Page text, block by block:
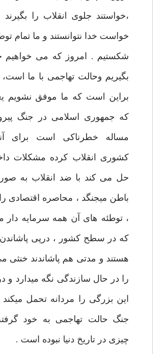
،خواستند جلوی انقلاب را
خواست خدا نتوانستند و ما تمام
شکستیم . امروز که می خواهیم
بگیریم وحالت تهاجمی با ما است،
براین است که ما موفق نشویم
که جمهوری اسلامی در جنگ
مساله خطرناکی است برای
کشوری انقلاب کرده مشکلات
حل می کند با ضد انقلاب به
باطن میجنگد ، محاصره اقتصادی
، توطئه های آن همه سرمایه
که در سطح کشور ، درپی
هستند و مدتی هم پاشاندند خنثی
را در حال سازندگی نگه میدارد و
این بزرگی را مردانه تحمل
جنگ حالت تهاجمی به خود
چیزی در تاریخ دنیا نبوده است .